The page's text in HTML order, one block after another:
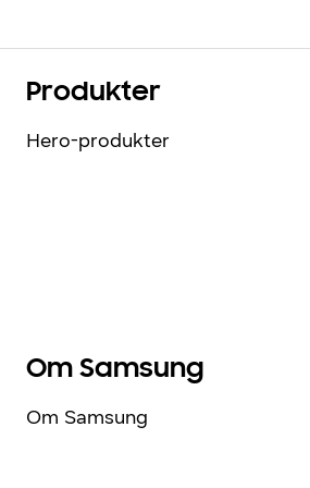
Produkter
Hero-produkter
Om Samsung
Om Samsung